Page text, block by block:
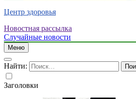
Центр здоровья
Новостная рассылка
Случайные новости
Меню
Найти:
Заголовки